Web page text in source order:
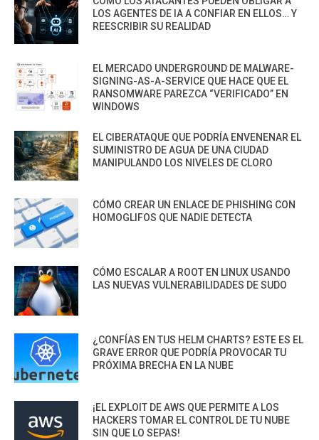
LOS AGENTES DE IA A CONFIAR EN ELLOS… Y
REESCRIBIR SU REALIDAD
EL MERCADO UNDERGROUND DE MALWARE-
SIGNING-AS-A-SERVICE QUE HACE QUE EL
RANSOMWARE PAREZCA “VERIFICADO” EN
WINDOWS
EL CIBERATAQUE QUE PODRÍA ENVENENAR EL
SUMINISTRO DE AGUA DE UNA CIUDAD
MANIPULANDO LOS NIVELES DE CLORO
CÓMO CREAR UN ENLACE DE PHISHING CON
HOMOGLIFOS QUE NADIE DETECTA
CÓMO ESCALAR A ROOT EN LINUX USANDO
LAS NUEVAS VULNERABILIDADES DE SUDO
¿CONFÍAS EN TUS HELM CHARTS? ESTE ES EL
GRAVE ERROR QUE PODRÍA PROVOCAR TU
PRÓXIMA BRECHA EN LA NUBE
¡EL EXPLOIT DE AWS QUE PERMITE A LOS
HACKERS TOMAR EL CONTROL DE TU NUBE
SIN QUE LO SEPAS!